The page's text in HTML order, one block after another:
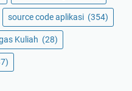
source code aplikasi (354)
Kuliah (28)